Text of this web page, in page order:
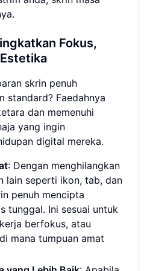
Fokus,
skrin penuh
standard? Faedahnya
dan memenuhi
yang ingin
digital mereka.
: Dengan menghilangkan
lain seperti ikon, tab, dan
penuh mencipta
tunggal. Ini sesuai untuk
berfokus, atau
mana tumpuan amat